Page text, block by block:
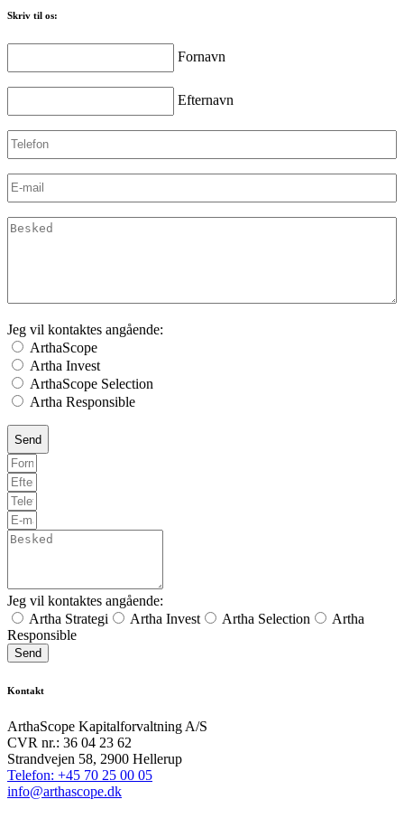
Skriv til os:
Fornavn
Efternavn
Telefon
E-
mail(Påkrævet)
Besked
Jeg vil kontaktes angående:
ArthaScope
Artha Invest
ArthaScope Selection
Artha Responsible
Jeg vil kontaktes angående:
Artha Strategi
Artha Invest Artha Selection
Artha
Responsible
Send
Kontakt
ArthaScope Kapitalforvaltning A/S
CVR nr.: 36 04 23 62
Strandvejen 58, 2900 Hellerup
Telefon: +45 70 25 00 05
info@arthascope.dk